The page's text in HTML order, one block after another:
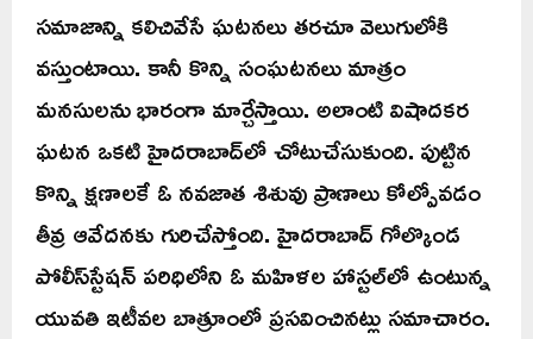
సమాజాన్ని కలిచివేసే ఘటనలు తరచూ వెలుగులోకి
వస్తుంటాయి. కానీ కొన్ని సంఘటనలు మాత్రం
మనసులను భారంగా మార్చేస్తాయి. అలాంటి విషాదకర
ఘటన ఒకటి హైదరాబాద్‌లో చోటుచేసుకుంది. పుట్టిన
కొన్ని క్షణాలకే ఓ నవజాత శిశువు ప్రాణాలు కోల్పోవడం
తీవ్ర ఆవేదనకు గురిచేస్తోంది. హైదరాబాద్‌ గోల్కొండ
పోలీస్‌స్టేషన్‌ పరిధిలోని ఓ మహిళల హాస్టల్‌లో ఉంటున్న
యువతి ఇటీవల బాత్రూంలో ప్రసవించినట్లు సమాచారం.